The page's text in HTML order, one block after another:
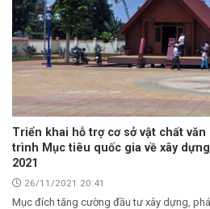
Triển khai hỗ trợ cơ sở vật chất
trình Mục tiêu quốc gia về xây
2021
26/11/2021 20:41
Mục đích tăng cường đầu tư xây dựng,